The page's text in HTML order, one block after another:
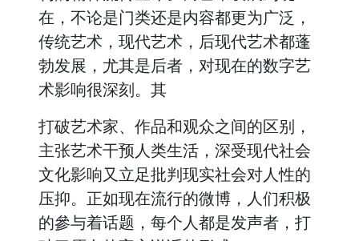
在，不论是门类还是内容都更为广泛，
传统艺术，现代艺术，后现代艺术都蓬
勃发展，尤其是后者，对现在的数字艺
术影响很深刻。其
打破艺术家、作品和观众之间的区别，
主张艺术干预人类生活，深受现代社会
文化影响又立足批判现实社会对人性的
压抑。正如现在流行的微博，人们积极
的參与着话题，每个人都是发声者，打